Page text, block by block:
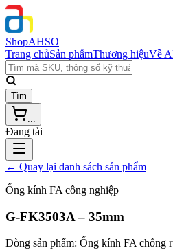
ShopAHSO
Trang chủSản phẩmThương hiệuVề
Tìm
...
Đang tải
← Quay lại danh sách sản phẩm
Ống kính FA công nghiệp
G-FK3503A – 35mm
Dòng sản phẩm: Ống kính FA chống